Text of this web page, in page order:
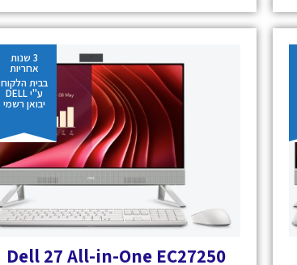
3 שנות
אחריות
בבית הלקוח
ע"י DELL
יבואן רשמי
Dell 27 All-in-One EC27250